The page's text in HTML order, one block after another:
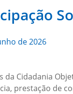
de 2026
Cidadania
prestação de